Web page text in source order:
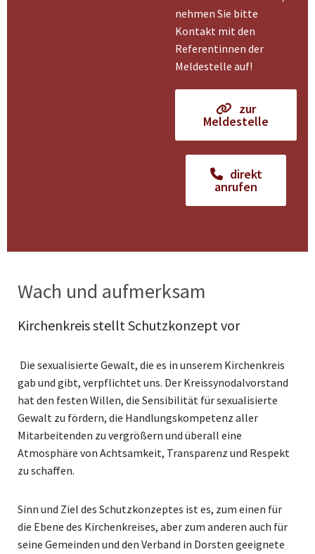
nehmen Sie bitte
Kontakt mit den
Referentinnen der
Meldestelle auf!
zur
Meldestelle
direkt
anrufen
Wach und aufmerksam
Kirchenkreis stellt Schutzkonzept vor
Die sexualisierte Gewalt, die es in unserem Kirchenkreis
gab und gibt, verpflichtet uns. Der Kreissynodalvorstand
hat den festen Willen, die Sensibilität für sexualisierte
Gewalt zu fördern, die Handlungskompetenz aller
Mitarbeitenden zu vergrößern und überall eine
Atmosphäre von Achtsamkeit, Transparenz und Respekt
zu schaffen.
Sinn und Ziel des Schutzkonzeptes ist es, zum einen für
die Ebene des Kirchenkreises, aber zum anderen auch für
seine Gemeinden und den Verband in Dorsten geeignete